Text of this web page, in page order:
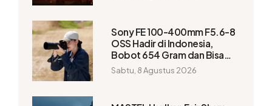
Sony FE 100-400mm F5.6-8
OSS Hadir di Indonesia,
Bobot 654 Gram dan Bisa
Capai 1.200mm
Sabtu, 8 Agustus 2026